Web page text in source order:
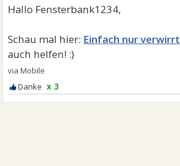
Einfach nur verwirrt
x 3